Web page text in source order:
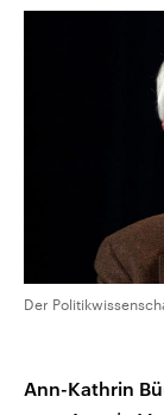
Der
Ann-Kathrin